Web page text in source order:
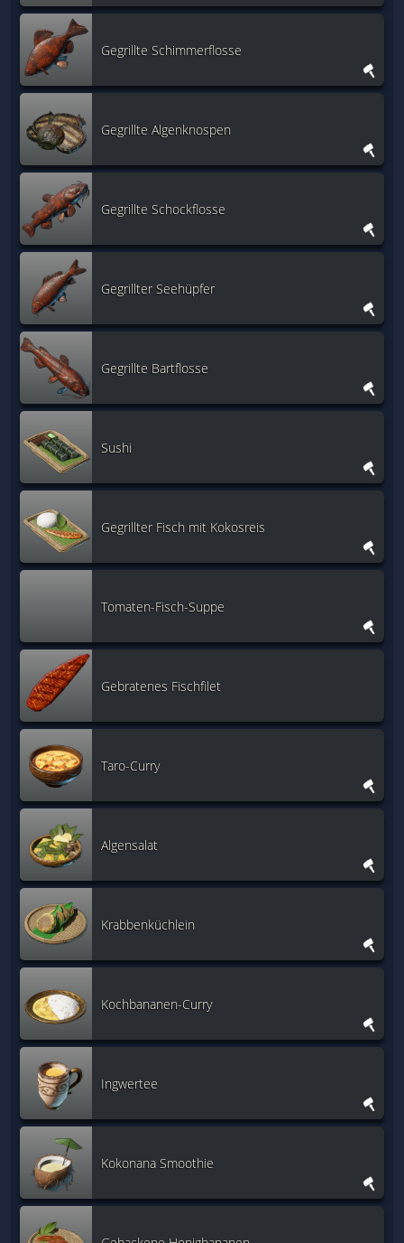
Gegrillte Schimmerflosse
Gegrillte Algenknospen
Gegrillte Schockflosse
Gegrillter Seehüpfer
Gegrillte Bartflosse
Sushi
Gegrillter Fisch mit Kokosreis
Tomaten-Fisch-Suppe
Gebratenes Fischfilet
Taro-Curry
Algensalat
Krabbenküchlein
Kochbananen-Curry
Ingwertee
Kokonana Smoothie